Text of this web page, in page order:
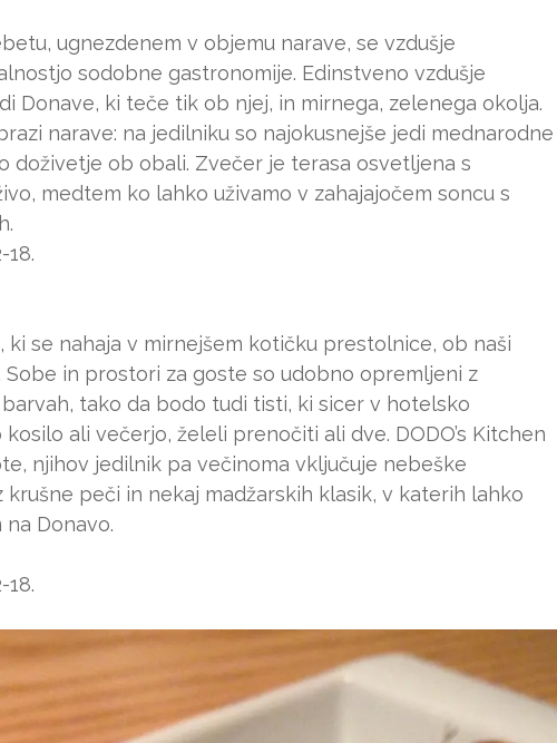
ugnezdenem v objemu narave, se vzdušje
sodobne gastronomije. Edinstveno vzdušje
Donave, ki teče tik ob njej, in mirnega, zelenega okolja.
narave: na jedilniku so najokusnejše jedi mednarodne
doživetje ob obali. Zvečer je terasa osvetljena s
medtem ko lahko uživamo v zahajajočem soncu s
18.
ki se nahaja v mirnejšem kotičku prestolnice, ob naši
in prostori za goste so udobno opremljeni z
tako da bodo tudi tisti, ki sicer v hotelsko
ali večerjo, želeli prenočiti ali dve. DODO’s Kitchen
njihov jedilnik pa večinoma vključuje nebeške
peči in nekaj madžarskih klasik, v katerih lahko
Donavo.
18.